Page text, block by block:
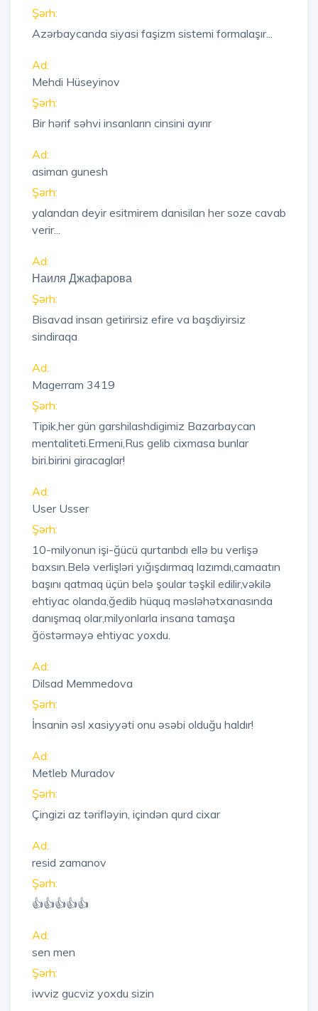
Şərh:
Azərbaycanda siyasi faşizm sistemi formalaşır...
Ad:
Mehdi Hüseyinov
Şərh:
Bir hərif səhvi insanların cinsini ayırır
Ad:
asiman gunesh
Şərh:
yalandan deyir esitmirem danisilan her soze cavab
verir...
Ad:
Наиля Джафарова
Şərh:
Bisavad insan getirirsiz efire va başdiyirsiz
sindiraqa
Ad:
Magerram 3419
Şərh:
Tipik,her gün garshilashdigimiz Bazarbaycan
mentaliteti.Ermeni,Rus gelib cixmasa bunlar
biri.birini giracaglar!
Ad:
User Usser
Şərh:
10-milyonun işi-ğücü qurtarıbdı ellə bu verlişə
baxsın.Belə verlişləri yığışdırmaq lazımdı,camaatın
başını qatmaq üçün belə şoular təşkil edilir,vəkilə
ehtiyac olanda,ğedib hüquq məsləhətxanasında
danışmaq olar,milyonlarla insana tamaşa
ğöstərməyə ehtiyac yoxdu.
Ad:
Dilsad Memmedova
Şərh:
İnsanin əsl xasiyyəti onu əsəbi olduğu haldır!
Ad:
Metleb Muradov
Şərh:
Çingizi az tərifləyin, içindən qurd cixar
Ad:
resid zamanov
Şərh:
👍👍👍👍👍
Ad:
sen men
Şərh:
iwviz gucviz yoxdu sizin